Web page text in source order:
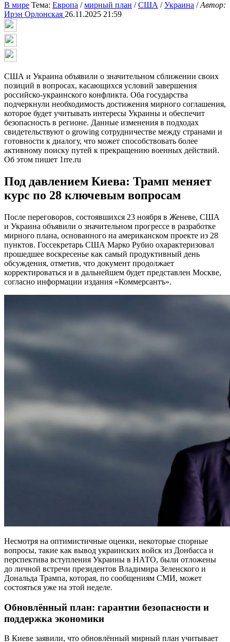
В мире Тема: Европа /мирный план /США /Украина /Автор:
Ирэн Орлонская 26.11.2025 21:59
США и Украина объявили о значительном сближении своих
позиций в вопросах, касающихся условий завершения
российско-украинского конфликта. Оба государства
подчеркнули необходимость достижения мирного соглашения,
которое будет учитывать интересы Украины и обеспечит
безопасность в регионе. Данные изменения в подходах
свидетельствуют о growing сотрудничестве между странами и
готовности к диалогу, что может способствовать более
активному поиску путей к прекращению военных действий.
Об этом пишет 1rre.ru
Под давлением Киева: Трамп меняет
курс по 28 ключевым вопросам
После переговоров, состоявшихся 23 ноября в Женеве, США
и Украина объявили о значительном прогрессе в разработке
мирного плана, основанного на американском проекте из 28
пунктов. Госсекретарь США Марко Рубио охарактеризовал
прошедшее воскресенье как самый продуктивный день
обсуждения, отметив, что документ продолжает
корректироваться и в дальнейшем будет представлен Москве,
согласно информации издания «Коммерсантъ».
Несмотря на оптимистичные оценки, некоторые спорные
вопросы, такие как вывод украинских войск из Донбасса и
перспектива вступления Украины в НАТО, были отложены
до личной встречи президентов Владимира Зеленского и
Дональда Трампа, которая, по сообщениям СМИ, может
состояться уже на этой неделе.
Обновлённый план: гарантии безопасности и
поддержка экономики
В Киеве заявили, что обновлённый мирный план учитывает